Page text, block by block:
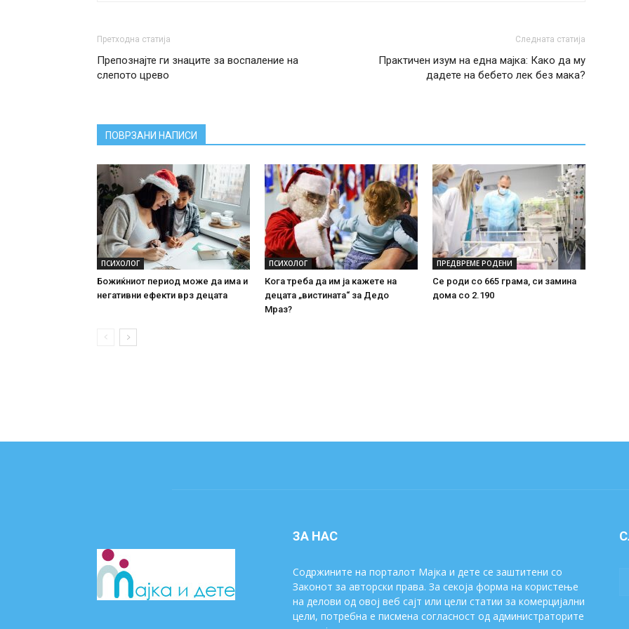
Претходна статија
Препознајте ги знаците за воспаление на
слепото црево
Следната статија
Практичен изум на една мајка: Како да му
дадете на бебето лек без мака?
ПОВРЗАНИ НАПИСИ
ПСИХОЛОГ
Божиќниот период може да има и
негативни ефекти врз децата
ПСИХОЛОГ
Кога треба да им ја кажете на
децата „вистината“ за Дедо
Мраз?
ПРЕДВРЕМЕ РОДЕНИ
Се роди со 665 грама, си замина
дома со 2.190
ЗА НАС
Содржините на порталот Мајка и дете се заштитени со
Законот за авторски права. За секоја форма на користење
на делови од овој веб сајт или цели статии за комерцијални
цели, потребна е писмена согласност од администраторите